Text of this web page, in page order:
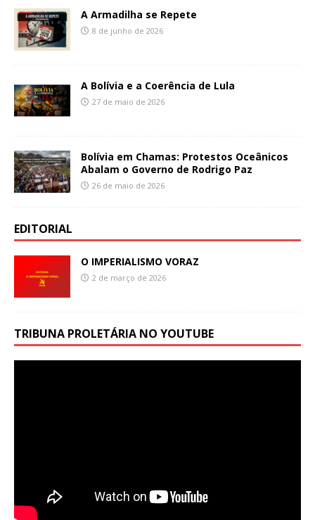
A Armadilha se Repete
8 de junho de 2026
A Bolívia e a Coerência de Lula
27 de maio de 2026
Bolívia em Chamas: Protestos Oceânicos
Abalam o Governo de Rodrigo Paz
26 de maio de 2026
EDITORIAL
O IMPERIALISMO VORAZ
2 de março de 2026
TRIBUNA PROLETÁRIA NO YOUTUBE